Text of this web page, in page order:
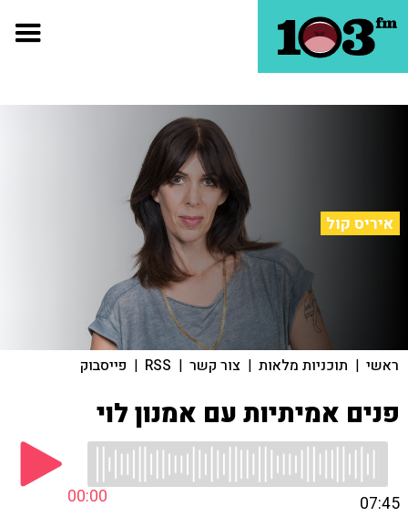
איריס קול
ראשי | תוכניות מלאות | צור קשר |
RSS
| פייסבוק
פנים אמיתיות עם אמנון לוי
00:00 07:45